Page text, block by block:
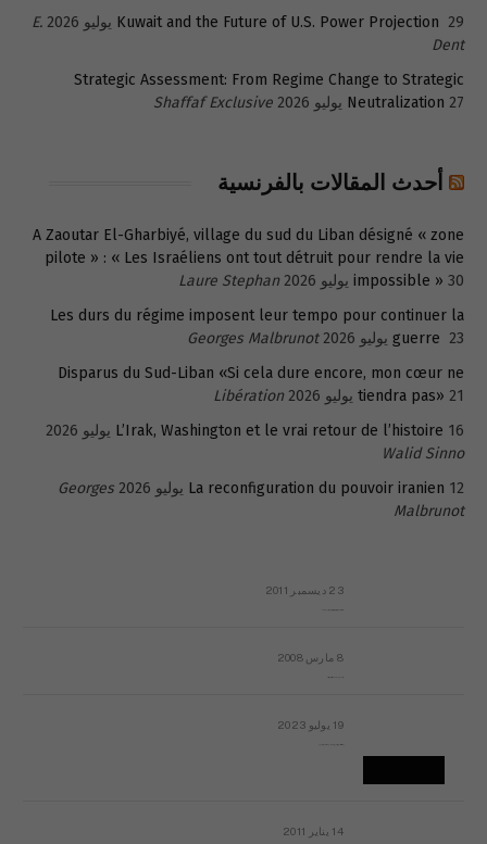
Kuwait and the Future of U.S. Power Projection 29 يوليو 2026
E.
Dent
Strategic Assessment: From Regime Change to Strategic
Neutralization 27 يوليو 2026 Shaffaf Exclusive
أحدث المقالات بالفرنسية
A Zaoutar El-Gharbiyé, village du sud du Liban désigné « zone
pilote » : « Les Israéliens ont tout détruit pour rendre la vie
impossible » 30 يوليو 2026
Laure Stephan
Les durs du régime imposent leur tempo pour continuer la
guerre 23 يوليو 2026
Georges Malbrunot
Disparus du Sud-Liban «Si cela dure encore, mon cœur ne
tiendra pas» 21 يوليو 2026
Libération
L’Irak, Washington et le vrai retour de l’histoire 16 يوليو 2026
Walid Sinno
La reconfiguration du pouvoir iranien 12 يوليو 2026
Georges
Malbrunot
23 ديسمبر 2011
8 مارس 2008
19 يوليو 2023
14 يناير 2011